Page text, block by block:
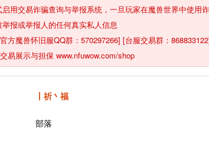
启用交易诈骗查询与举报系统，一旦玩家在魔兽世界中使
举报或举报人的任何真实私人信息
方魔兽怀旧服QQ群：570297266] [台服交易群：
易展示与担保 www.nfuwow.com/shop
丨祈丶福
部落